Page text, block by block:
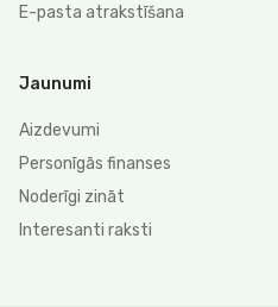
E-pasta atrakstīšana
Jaunumi
Aizdevumi
Personīgās finanses
Noderīgi zināt
Interesanti raksti